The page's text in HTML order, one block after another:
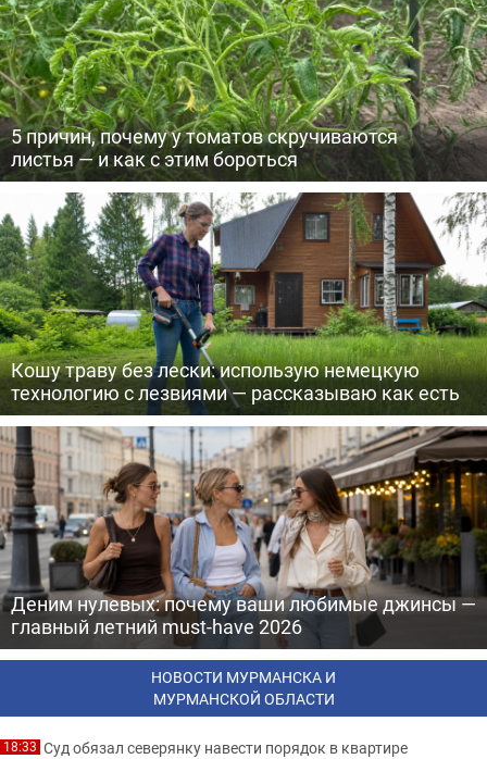
5 причин, почему у томатов скручиваются
листья — и как с этим бороться
Кошу траву без лески: использую немецкую
технологию с лезвиями — рассказываю как есть
Деним нулевых: почему ваши любимые джинсы —
главный летний must-have 2026
НОВОСТИ МУРМАНСКА И
МУРМАНСКОЙ ОБЛАСТИ
18:33 Суд обязал северянку навести порядок в квартире